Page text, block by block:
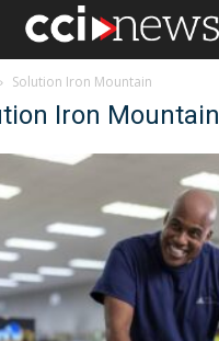
Solution Iron Mountain
Iron Mountain